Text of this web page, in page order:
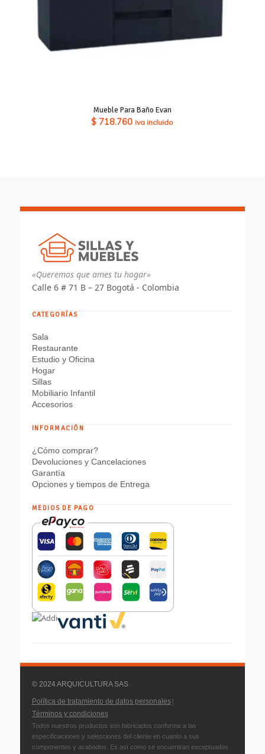
Mueble Para Baño Evan
$ 718.760 iva incluido
«Queremos que ames tu hogar»
Calle 6 # 71 B – 27 Bogotá - Colombia
CATEGORÍAS
Sala
Restaurante
Estudio y Oficina
Hogar
Sillas
Mobiliario Infantil
Accesorios
INFORMACIÓN
¿Cómo comprar?
Devoluciones y Cancelaciones
Garantía
Opciones y tiempos de Entrega
MEDIOS DE PAGO
© 2024 ARQUICULTURA SAS
Política de tratamiento de datos personales|
Términos y condiciones
Todos nuestros productos son fabricados conforme a las
especificaciones y selecciones del cliente en cuanto a sus
componentes y acabados. Es así como se encuentran exceptuados